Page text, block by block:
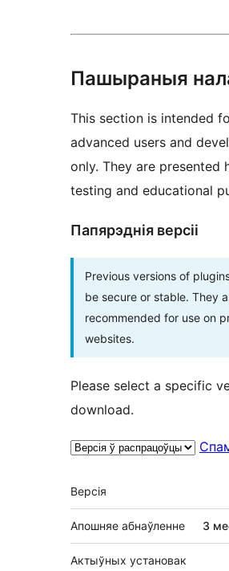
Пашыраныя
This section is intended
advanced users and
only. They are presented
testing and educational
Папярэднія версіі
Previous versions of
be secure or stable. They
recommended for use on
websites.
Please select a specific
download.
Мета
Версія
Апошняе абнаўленне 3
Актыўных установак